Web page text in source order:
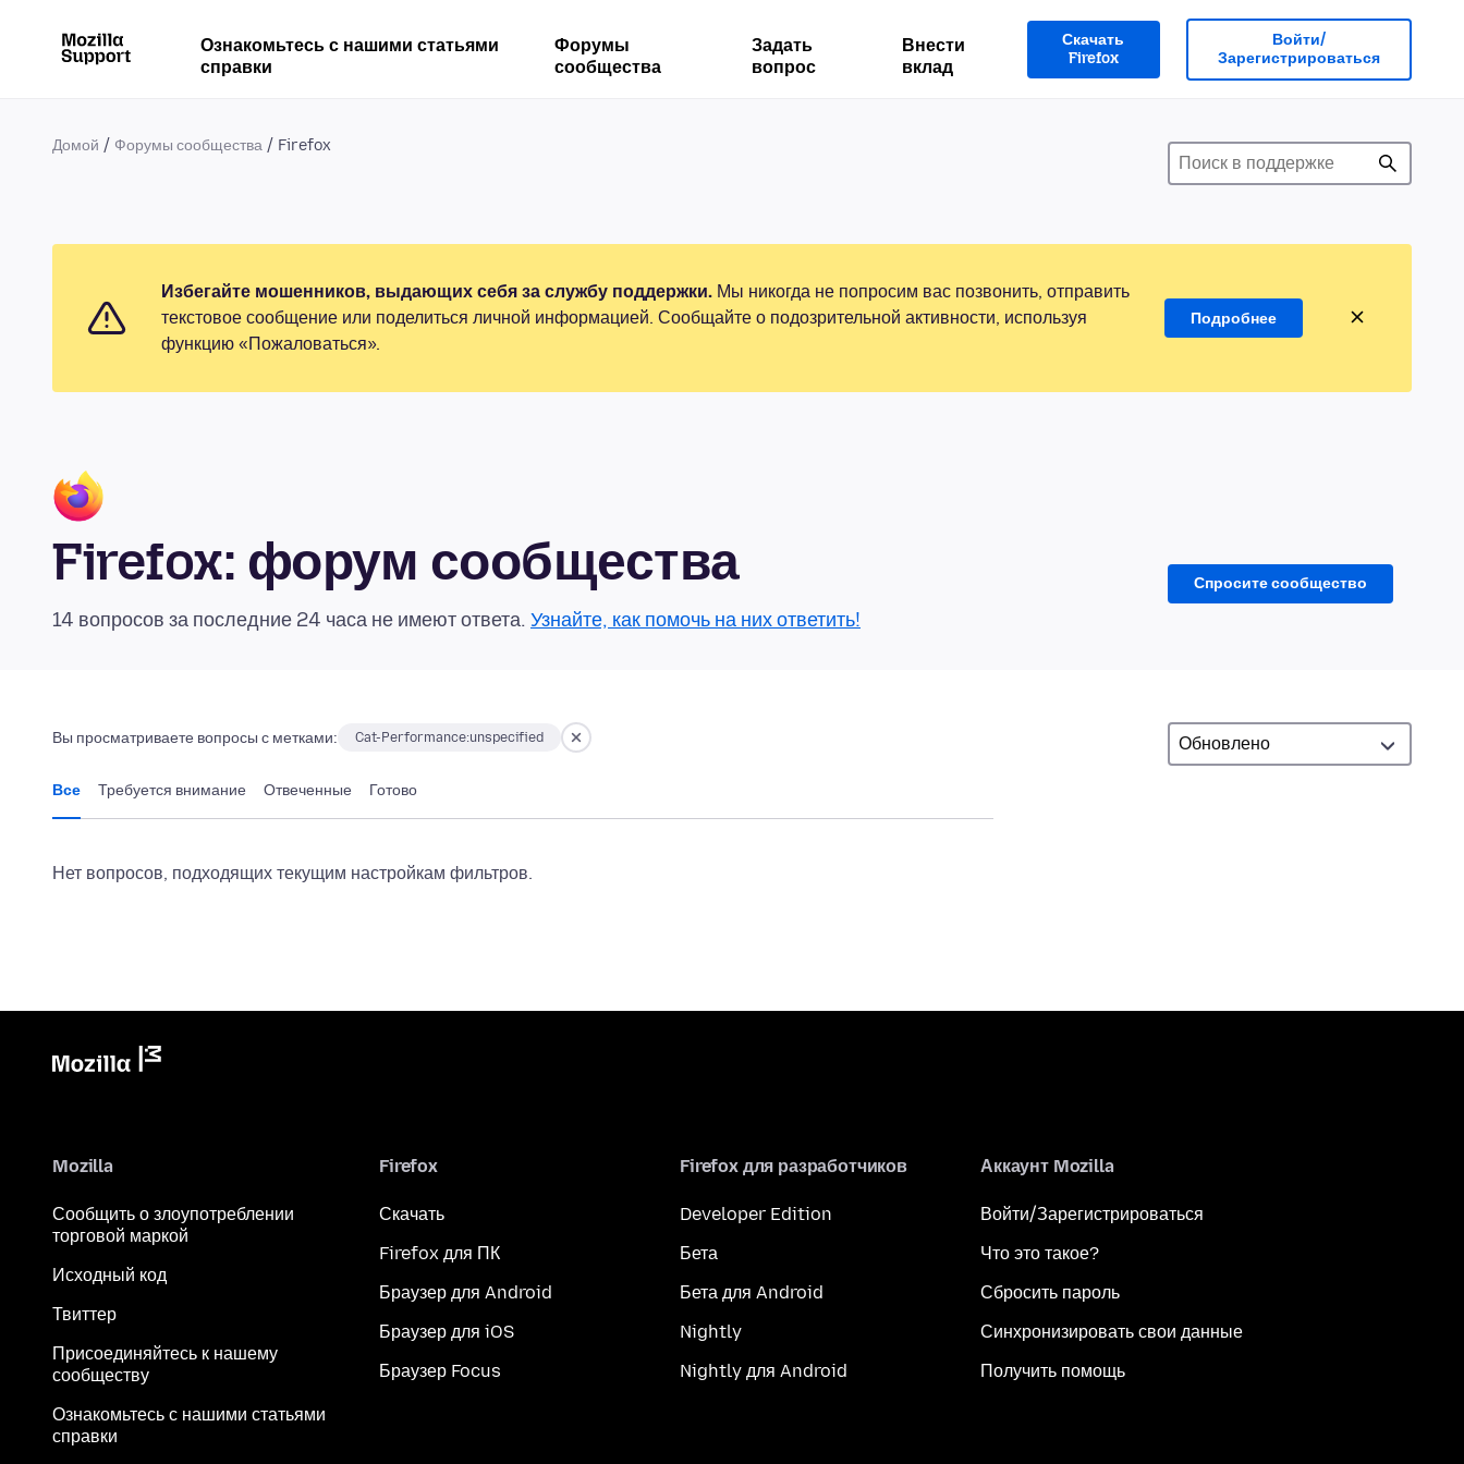
Ознакомьтесь с нашими статьями
справки
Форумы
сообщества
Задать
вопрос
Внести
вклад
Скачать
Firefox
Войти/
Зарегистрироваться
Домой Форумы сообщества Firefox
Избегайте мошенников, выдающих себя за службу поддержки. Мы никогда не попросим вас позвонить, отправить
текстовое сообщение или поделиться личной информацией. Сообщайте о подозрительной активности, используя
функцию «Пожаловаться».
Подробнее
Firefox: форум сообщества
14 вопросов за последние 24 часа не имеют ответа. Узнайте, как помочь на них ответить!
Спросите сообщество
Вы просматриваете вопросы с метками: Cat-Performance:unspecified
Все Требуется внимание Отвеченные Готово
Нет вопросов, подходящих текущим настройкам фильтров.
Mozilla
Сообщить о злоупотреблении
торговой маркой
Исходный код
Твиттер
Присоединяйтесь к нашему
сообществу
Ознакомьтесь с нашими статьями
справки
Firefox
Скачать
Firefox для ПК
Браузер для Android
Браузер для iOS
Браузер Focus
Firefox для разработчиков
Developer Edition
Бета
Бета для Android
Nightly
Nightly для Android
Аккаунт Mozilla
Войти/Зарегистрироваться
Что это такое?
Сбросить пароль
Синхронизировать свои данные
Получить помощь